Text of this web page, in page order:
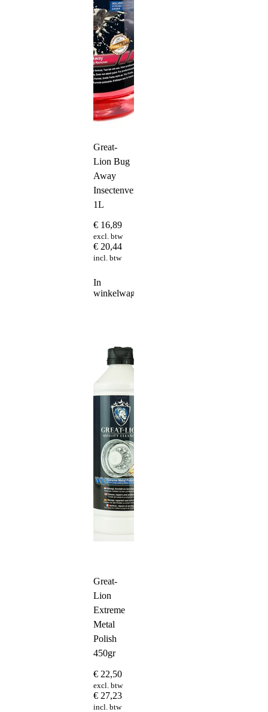
Great-
Lion Bug
Away
Insectenverwijderaar
1L
€ 16,89
excl. btw
€ 20,44
incl. btw
In
winkelwagen
Great-
Lion
Extreme
Metal
Polish
450gr
€ 22,50
excl. btw
€ 27,23
incl. btw